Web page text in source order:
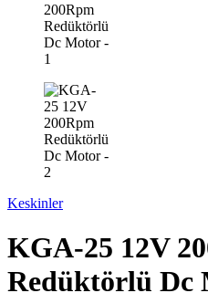
Keskinler
KGA-25 12V
Redüktörlü Dc